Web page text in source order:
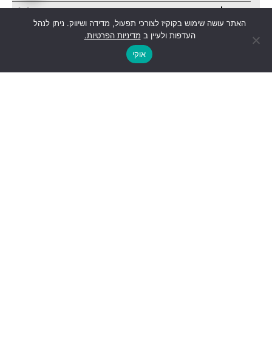
מיסבי לחץ
מיסב קצה מוט
מיסבים לתעשייה
האתר עושה שימוש בקוקיז לצורכי תפעול, מדידה ושיווק. ניתן לנהל
העדפות ולעיין ב מדיניות הפרטיות.
אוקי